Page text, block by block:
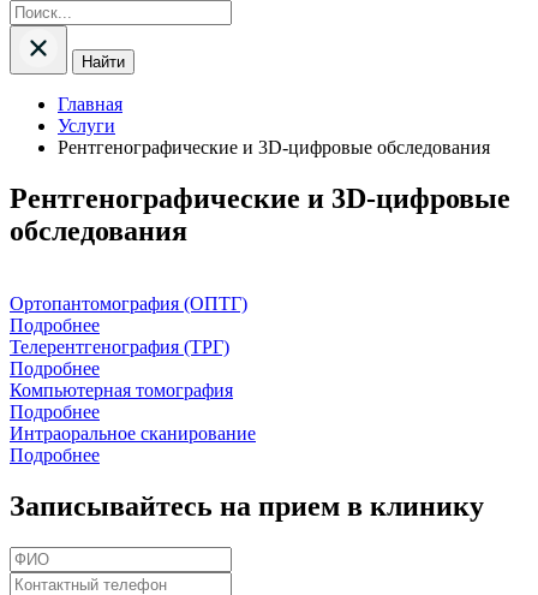
Найти
Главная
Услуги
Рентгенографические и 3D-цифровые обследования
Рентгенографические и 3D-цифровые
обследования
Ортопантомография (ОПТГ)
Подробнее
Телерентгенография (ТРГ)
Подробнее
Компьютерная томография
Подробнее
Интраоральное сканирование
Подробнее
Записывайтесь на прием в клинику